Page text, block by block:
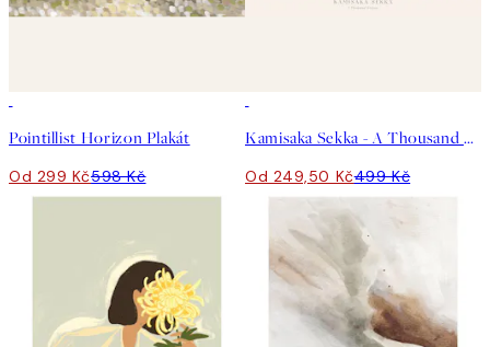
Pointillist Horizon Plakát
Od 299 Kč598 Kč
Kamisaka Sekka - A Thousand Grasses Pl.09 Plakát
Od 249,50 Kč499 Kč